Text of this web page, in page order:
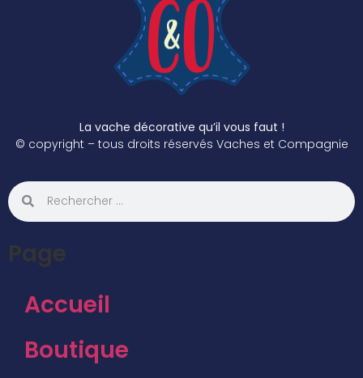
La vache décorative qu’il vous faut !
© copyright – tous droits réservés Vaches et Compagnie
Page
Accueil
Boutique